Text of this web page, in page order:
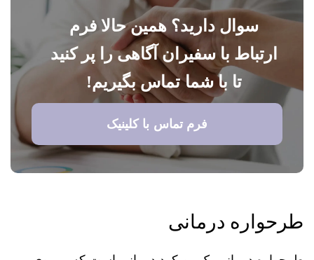
سوال دارید؟ همین حالا فرم
ارتباط با سفیران آگاهی را پر کنید
تا با شما تماس بگیریم!
فرم تماس با کلینیک
طرحواره درمانی